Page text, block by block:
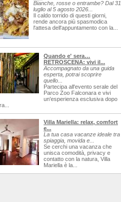
Bianche, rosse o entrambe? Dal 31
luglio al 5 agosto 2026...
Il caldo torrido di questi giorni,
rende ancora più spasmodica
l'attesa dell'appuntamento con la...
Quando e' sera…
RETROSCENA: vivi il...
Accompagnato da una guida
esperta, potrai scoprire
quello...
Partecipa all'evento serale del
Parco Zoo Falconara e vivi
un'esperienza esclusiva dopo
Villa Mariella: relax, comfort
e...
La tua casa vacanze ideale tra
spiaggia, movida e...
Se cerchi una vacanza che
unisca comodità, privacy e
contatto con la natura, Villa
Mariella è la...